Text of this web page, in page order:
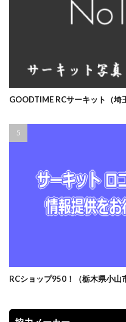
GOODTIME RCサーキット（埼
RCショップ950！（栃木県小山